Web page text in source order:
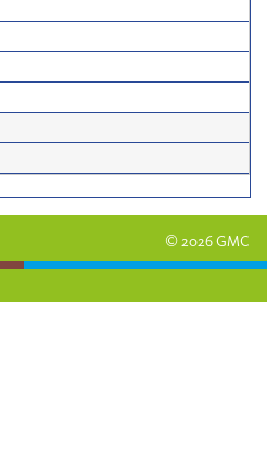
© 2026 GMC